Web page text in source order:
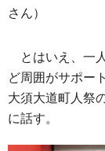
さん）
とはいえ、一
ど周囲がサポー
大須大道町人祭
に話す。